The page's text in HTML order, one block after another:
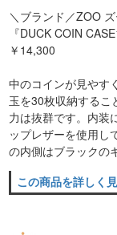
＼ブランド／ZOO
『DUCK COIN
￥14,300
中のコインが見やす
玉を30枚収納するこ
力は抜群です。内装
ップレザーを使用し
の内側はブラックの
この商品を詳しく